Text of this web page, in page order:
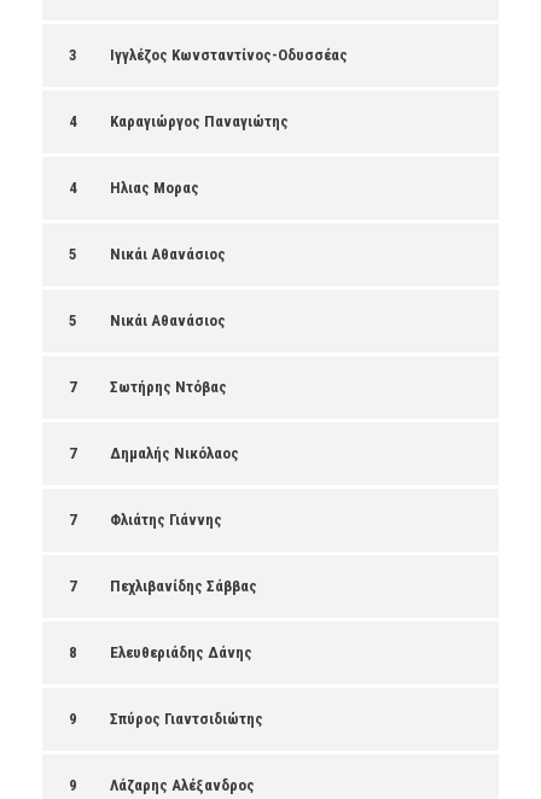
3 Ιγγλέζος Κωνσταντίνος-Οδυσσέας
4 Καραγιώργος Παναγιώτης
4 Ηλιας Μορας
5 Νικάι Αθανάσιος
5 Νικάι Αθανάσιος
7 Σωτήρης Ντόβας
7 Δημαλής Νικόλαος
7 Φλιάτης Γιάννης
7 Πεχλιβανίδης Σάββας
8 Ελευθεριάδης Δάνης
9 Σπύρος Γιαντσιδιώτης
9 Λάζαρης Αλέξανδρος